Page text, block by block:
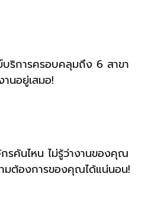
ริการครอบคลุมถึง 6 สาขา
นอยู่เสมอ!
รคันไหน ไม่รู้ว่างานของคุณ
มต้องการของคุณได้แน่นอน!